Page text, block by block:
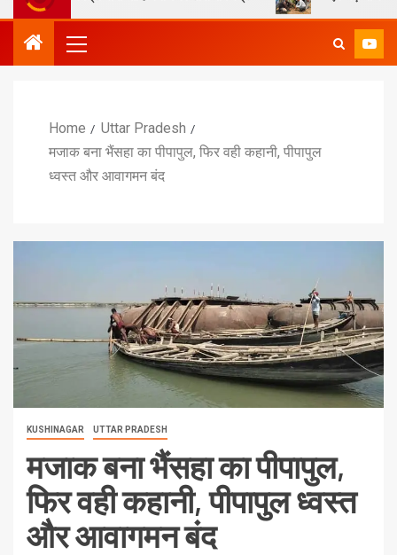
Home
Uttar Pradesh
मजाक बना भैंसहा का पीपापुल, फिर वही कहानी, पीपापुल
ध्वस्त और आवागमन बंद
KUSHINAGAR UTTAR PRADESH
मजाक बना भैंसहा का पीपापुल,
फिर वही कहानी, पीपापुल ध्वस्त
और आवागमन बंद